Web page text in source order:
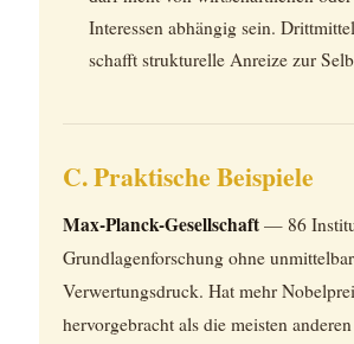
Interessen abhängig sein.
schafft strukturelle Anreize zur
C. Praktische Beispiele
Max-Planck-Gesellschaft — 86
Grundlagenforschung ohne
Verwertungsdruck. Hat mehr
hervorgebracht als die meisten anderen